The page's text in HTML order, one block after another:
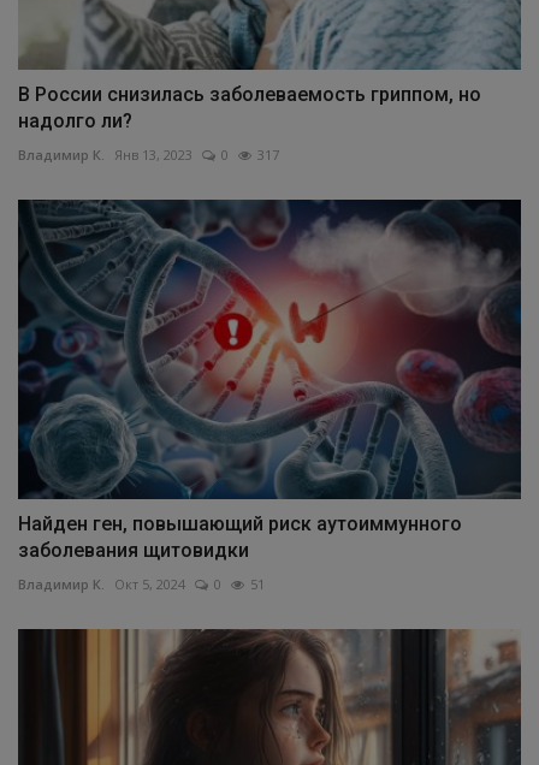
В России снизилась заболеваемость гриппом, но
надолго ли?
Владимир К. Янв 13, 2023 0 317
Найден ген, повышающий риск аутоиммунного
заболевания щитовидки
Владимир К. Окт 5, 2024 0 51